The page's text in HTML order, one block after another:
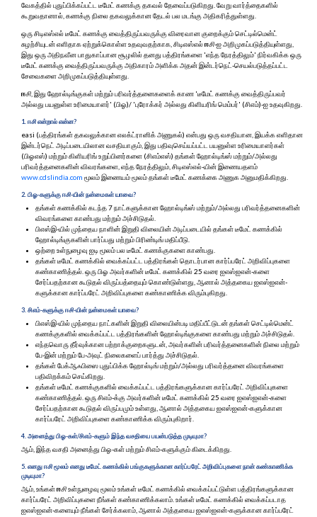
வேகத்தில் புதுப்பிக்கப்பட்ட டீமேட் கணக்கு தகவல் தேவைப்படுகிறது. வேறு வார்த்தைகளில்
கூறுவதானால், கணக்கு நிலை தகவலுக்கான தேடல் பல மடங்கு அதிகரித்துள்ளது.
ஒரு சிடிஎஸ்எல் டீமேட் கணக்கு வைத்திருப்பவருக்கு விரைவான குறைக்கும் செட்டில்மென்ட்
சுழற்சியுடன் எளிதாக ஏற்றுக்கொள்ள உதவுவதற்காக, சிடிஎஸ்எல்ஈசி-ஐ அறிமுகப்படுத்தியுள்ளது,
இது ஒரு அதிநவீன பாதுகாப்பான சூழலில் தனது பத்திரங்களை 'எந்த நேரத்திலும்' நிர்வகிக்க ஒரு
டீமேட் கணக்கு வைத்திருப்பவருக்கு அதிகாரம் அளிக்க அதன் இன்டர்நெட்-செயல்படுத்தப்பட்ட
சேவைகளை அறிமுகப்படுத்தியுள்ளது.
ஈசி, இது ஹோல்டிங்குகள் மற்றும் பரிவர்த்தனைகளைக் காண 'டீமேட் கணக்கு வைத்திருப்பவர்
அல்லது பயனுள்ள உரிமையாளர்' (பிஓ)/ 'புரோக்கர் அல்லது கிளியரிங் மெம்பர்' (சிஎம்)-ஐ உதவுகிறது.
1. ஈசிஎன்றால் என்ன?
easi (பத்திரங்கள் தகவலுக்கான எலக்ட்ரானிக் அணுகல்) என்பது ஒரு வசதியான, இயக்க எளிதான
இன்டர்நெட் அடிப்படையிலான வசதியாகும், இது பதிவுசெய்யப்பட்ட பயனுள்ள உரிமையாளர்கள்
(பிஓஎஸ்) மற்றும் கிளியரிங் உறுப்பினர்களை (சிஎம்எஸ்) தங்கள் ஹோல்டிங்ஸ் மற்றும்/அல்லது
பரிவர்த்தனைகளின் விவரங்களை, எந்த நேரத்திலும், சிடிஎஸ்எல்-யின் இணையதளம்
www.cdslindia.com மூலம் இணையம் மூலம் தங்கள் டீமேட் கணக்கை அணுக அனுமதிக்கிறது.
2. பிஓ-களுக்குஈசி-யின் நன்மைகள் யாவை?
தங்கள் கணக்கில் கடந்த 7 நாட்களுக்கான ஹோல்டிங்ஸ் மற்றும்/அல்லது பரிவர்த்தனைகளின்
விவரங்களை காண்பது மற்றும் அச்சிடுதல்.
பிஎஸ்இ-யில் முந்தைய நாளின் இறுதி விலையின் அடிப்படையில் தங்கள் டீமேட் கணக்கில்
ஹோல்டிங்குகளின் பார்ப்பது மற்றும் பிரிண்டிங் மதிப்பீடு.
ஒற்றை உள்நுழைவு ஐடி மூலம் பல டீமேட் கணக்குகளை காண்பது.
தங்கள் டீமேட் கணக்கில் வைக்கப்பட்ட பத்திரங்கள் தொடர்பான கார்ப்பரேட் அறிவிப்புகளை
கண்காணித்தல். ஒரு பிஓ அவர்களின் டீமேட் கணக்கில் 25 வரை ஐஎஸ்ஐஎன்-களை
சேர்ப்பதற்கான கூடுதல் விருப்பத்தையும் கொண்டுள்ளது, ஆனால் அத்தகைய ஐஎஸ்ஐஎன்-
களுக்கான கார்ப்பரேட் அறிவிப்புகளை கண்காணிக்க விரும்புகிறது.
3. சிஎம்-களுக்குஈசி-யின் நன்மைகள் யாவை?
பிஎஸ்இ-யில் முந்தைய நாட்களின் இறுதி விலையின்படி மதிப்பீட்டுடன் தங்கள் செட்டில்மென்ட்
கணக்குகளில் வைக்கப்பட்ட பத்திரங்களின் ஹோல்டிங்குகளை காண்பது மற்றும் அச்சிடுதல்.
எந்தவொரு தீர்வுக்கான பற்றாக்குறைகளுடன், அவர்களின் பரிவர்த்தனைகளின் நிலை மற்றும்
பே-இன் மற்றும் பே-அவுட் நிலைகளைப் பார்த்து அச்சிடுதல்.
தங்கள் பேக்ஆஃபிஸை புதுப்பிக்க ஹோல்டிங் மற்றும்/அல்லது பரிவர்த்தனை விவரங்களை
பதிவிறக்கம் செய்கிறது.
தங்கள் டீமேட் கணக்குகளில் வைக்கப்பட்ட பத்திரங்களுக்கான கார்ப்பரேட் அறிவிப்புகளை
கண்காணித்தல். ஒரு சிஎம்-க்கு அவர்களின் டீமேட் கணக்கில் 25 வரை ஐஎஸ்ஐஎன்-களை
சேர்ப்பதற்கான கூடுதல் விருப்பமும் உள்ளது, ஆனால் அத்தகைய ஐஎஸ்ஐஎன்-களுக்கான
கார்ப்பரேட் அறிவிப்புகளை கண்காணிக்க விரும்புகிறார்.
4. அனைத்து பிஓ-கள்/சிஎம்-களும் இந்த வசதியை பயன்படுத்த முடியுமா?
ஆம், இந்த வசதி அனைத்து பிஓ-கள் மற்றும் சிஎம்-களுக்கும் கிடைக்கிறது.
5. எனதுஈசிமூலம் எனது டீமேட் கணக்கில் பங்குகளுக்கான கார்ப்பரேட் அறிவிப்புகளை நான் கண்காணிக்க
முடியுமா?
ஆம், உங்கள்ஈசிஉள்நுழைவு மூலம் உங்கள் டீமேட் கணக்கில் வைக்கப்பட்டுள்ள பத்திரங்களுக்கான
கார்ப்பரேட் அறிவிப்புகளை நீங்கள் கண்காணிக்கலாம். உங்கள் டீமேட் கணக்கில் வைக்கப்படாத
ஐஎஸ்ஐஎன்-களையும் நீங்கள் சேர்க்கலாம், ஆனால் அத்தகைய ஐஎஸ்ஐஎன்-களுக்கான கார்ப்பரேட்